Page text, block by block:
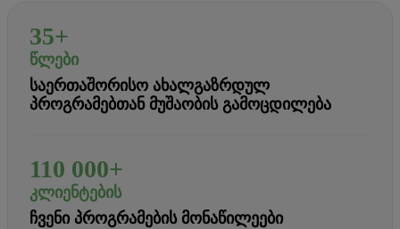
35+
ᲬᲚᲔᲑᲘ
ᲡᲐᲔᲠᲗᲐᲨᲝᲠᲘᲡᲝ ᲐᲮᲐᲚᲒᲐᲖᲠᲓᲣᲚ
ᲞᲠᲝᲒᲠᲐᲛᲔᲑᲗᲐᲜ ᲛᲣᲨᲐᲝᲑᲘᲡ ᲒᲐᲛᲝᲪᲓᲘᲚᲔᲑᲐ
110 000+
ᲙᲚᲘᲔᲜᲢᲔᲑᲘᲡ
ᲩᲕᲔᲜᲘ ᲞᲠᲝᲒᲠᲐᲛᲔᲑᲘᲡ ᲛᲝᲜᲐᲬᲘᲚᲔᲔᲑᲘ